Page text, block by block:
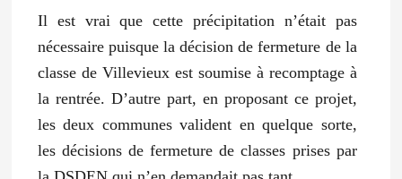
Il est vrai que cette précipitation n’était pas
nécessaire puisque la décision de fermeture de la
classe de Villevieux est soumise à recomptage à
la rentrée. D’autre part, en proposant ce projet,
les deux communes valident en quelque sorte,
les décisions de fermeture de classes prises par